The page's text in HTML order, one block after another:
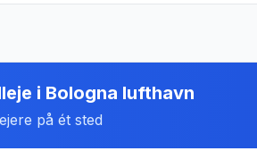
i Bologna lufthavn
på ét sted